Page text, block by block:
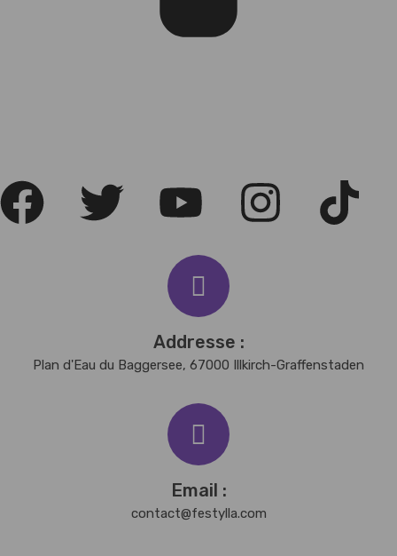
Addresse :
Plan d'Eau du Baggersee, 67000 Illkirch-Graffenstaden
Email :
contact@festylla.com